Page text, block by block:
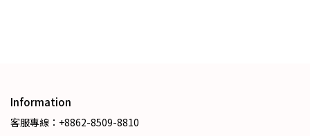
Information
客服專線：+8862-8509-8810